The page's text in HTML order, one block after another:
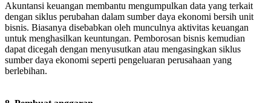
Akuntansi keuangan membantu mengumpulkan data yang terkait
dengan siklus perubahan dalam sumber daya ekonomi bersih unit
bisnis. Biasanya disebabkan oleh munculnya aktivitas keuangan
untuk menghasilkan keuntungan. Pemborosan bisnis kemudian
dapat dicegah dengan menyusutkan atau mengasingkan siklus
sumber daya ekonomi seperti pengeluaran perusahaan yang
berlebihan.